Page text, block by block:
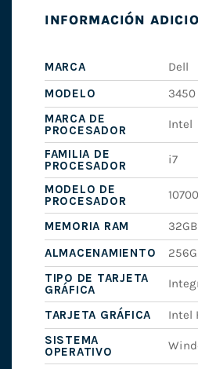
INFORMACIÓN
MARCA
Dell
MODELO
3450
MARCA DE
PROCESADOR
Intel
FAMILIA DE
PROCESADOR
i7
MODELO DE
PROCESADOR
10700
MEMORIA RAM
32GB
ALMACENAMIENTO
TIPO DE TARJETA
GRÁFICA
TARJETA GRÁFICA
Intel
SISTEMA
OPERATIVO